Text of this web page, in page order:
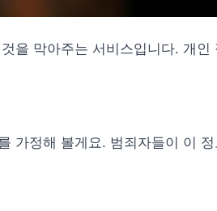
을 막아주는 서비스입니다. 개인
가정해 볼게요. 범죄자들이 이